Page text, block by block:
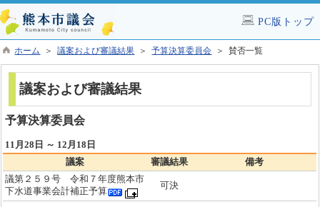
PC版トップ
ホーム ＞議案および審議結果 ＞予算決算委員会 ＞ 賛否一覧
議案および審議結果
予算決算委員会
11月28日 ～ 12月18日
議案
審議結果
備考
議第２５９号 令和７年度熊本市
下水道事業会計補正予算
可決